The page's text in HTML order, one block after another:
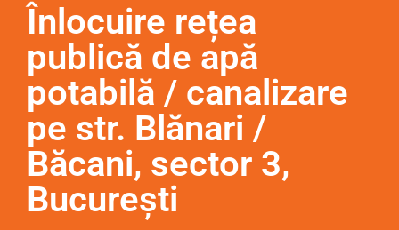
Înlocuire rețea
publică de apă
potabilă / canalizare
pe str. Blănari /
Băcani, sector 3,
București